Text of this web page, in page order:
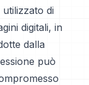
di
digitali, in
dalla
può